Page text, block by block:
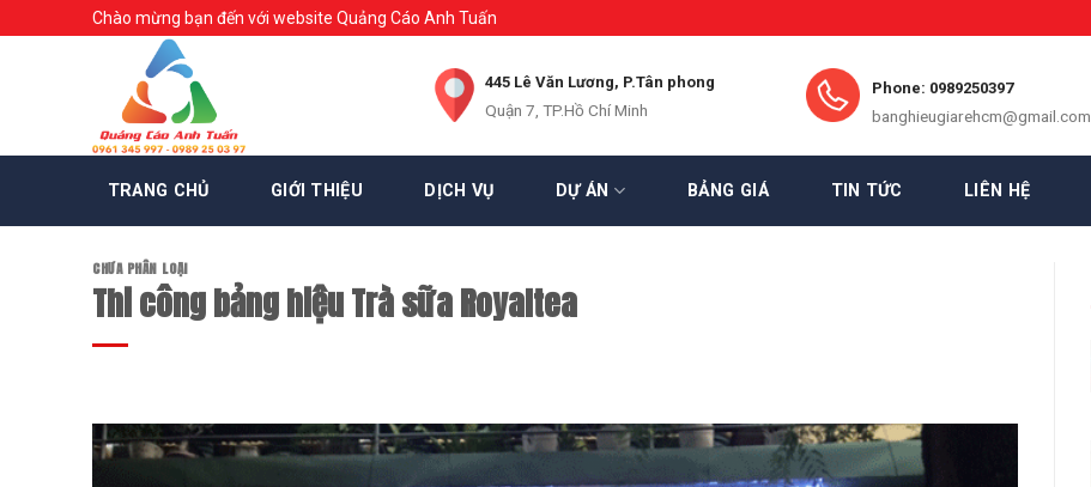
to
Chào mừng bạn đến với website Quảng Cáo Anh Tuấn
445 Lê Văn Lương, P.Tân phong
Quận 7, TP.Hồ Chí Minh
Phone: 0989250397
banghieugiarehcm@gmail.com
TRANG CHỦ GIỚI THIỆU DỊCH VỤ DỰ ÁN BẢNG GIÁ TIN TỨC LIÊN HỆ
CHƯA PHÂN LOẠI
Thi công bảng hiệu Trà sữa Royaltea